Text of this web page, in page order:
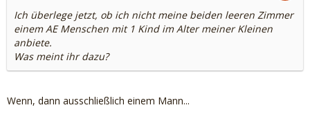
Ich überlege jetzt, ob ich nicht meine beiden leeren Zimmer
einem AE Menschen mit 1 Kind im Alter meiner Kleinen
anbiete.
Was meint ihr dazu?
Wenn, dann ausschließlich einem Mann...